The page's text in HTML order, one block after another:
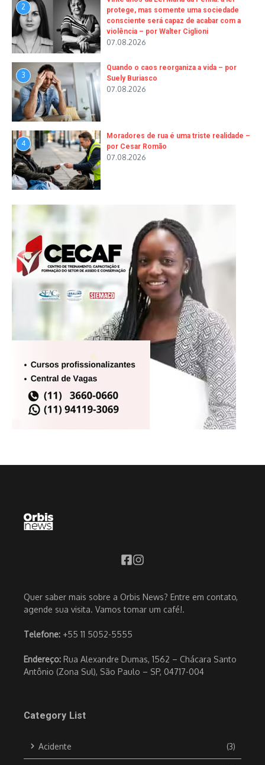
2
protege, mas somente uma sociedade
consciente será capaz de acabar com a
violência – por Walter Ciglioni
07.08.2026
3
Quando o caos reorganiza a vida – por
Suely Buriasco
07.08.2026
4
Moradores de rua é uma triste realidade –
por Cesar Romão
07.08.2026
Quer saber mais sobre a Orbis News? Entre em contato,
agende sua visita. Vamos tomar um café!.
Telefone: +55 11 5052-5555
Endereço: Rua Alexandre Dumas, 1562 – Chácara Santo
Antônio (Zona Sul), São Paulo – SP, 04717-004
Category List
Acidente (3)